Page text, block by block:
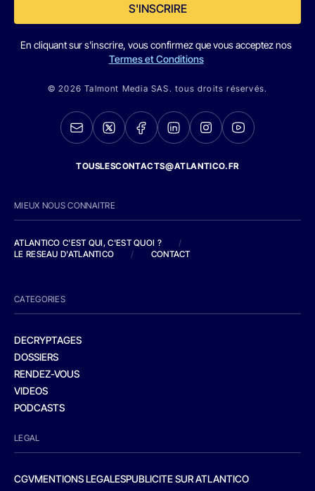
S'INSCRIRE
En cliquant sur s'inscrire, vous confirmez que vous acceptez nos
Termes et Conditions
© 2026 Talmont Media SAS. tous droits réservés.
TOUSLESCONTACTS@ATLANTICO.FR
MIEUX NOUS CONNAITRE
ATLANTICO C'EST QUI, C'EST QUOI ?
/
LE RESEAU D'ATLANTICO
/ CONTACT
CATEGORIES
DECRYPTAGES
DOSSIERS
RENDEZ-VOUS
VIDEOS
PODCASTS
LEGAL
CGVMENTIONS LEGALESPUBLICITE SUR ATLANTICO